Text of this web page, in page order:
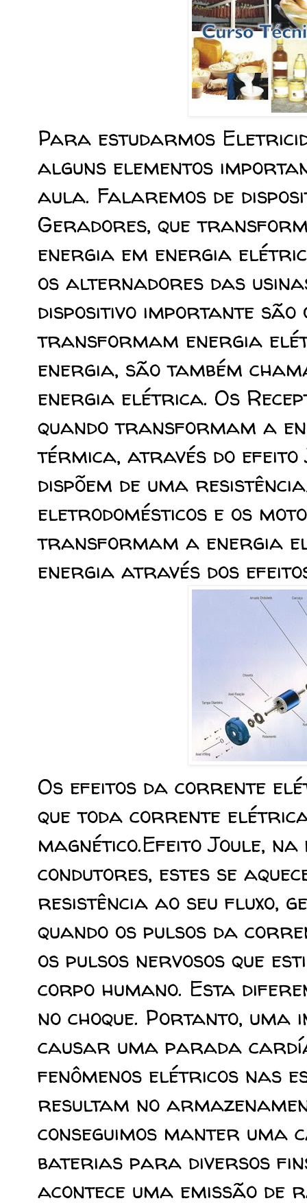
Para estudarmos
alguns elementos
aula. Falaremos de
Geradores, que
energia em energia
os alternadores das
dispositivo importante são
transformam energia
energia, são também
energia elétrica. Os
quando transformam a
térmica, através do efeito
dispõem de uma
eletrodomésticos e os
transformam a energia
energia através dos
Os efeitos da corrente
que toda corrente
magnético.Efeito Joule,
condutores, estes se
resistência ao seu fluxo,
quando os pulsos da
os pulsos nervosos que
corpo humano. Esta
no choque. Portanto, uma
causar uma parada
fenômenos elétricos nas
resultam no
conseguimos manter uma
baterias para diversos
acontece uma emissão